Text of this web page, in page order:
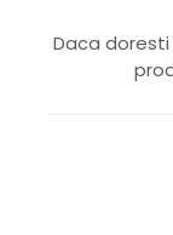
Daca